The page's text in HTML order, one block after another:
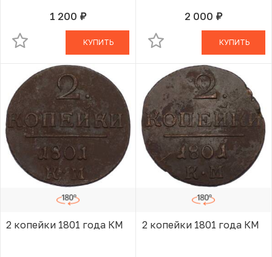
1 200 руб.
В КОРЗИНЕ
КУПИТЬ
2 000 руб.
В КОРЗИНЕ
КУПИТЬ
2 копейки 1801 года КМ 2 копейки 1801 года КМ